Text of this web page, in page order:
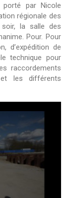
porté par Nicole
régionale des
la salle des
Pour. Pour
d’expédition de
technique pour
raccordements
les différents